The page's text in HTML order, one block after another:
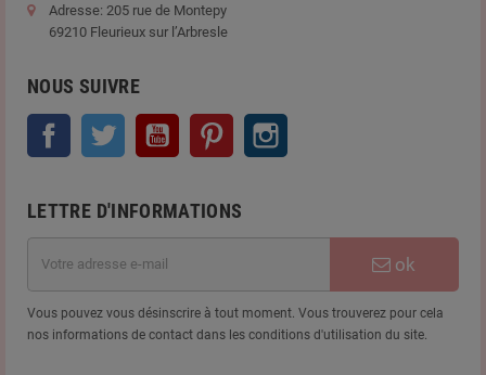
Adresse: 205 rue de Montepy
69210 Fleurieux sur l’Arbresle
NOUS SUIVRE
Facebook Twitter YouTube Pinterest
LETTRE D'INFORMATIONS
ok
Vous pouvez vous désinscrire à tout moment. Vous trouverez pour cela
nos informations de contact dans les conditions d'utilisation du site.